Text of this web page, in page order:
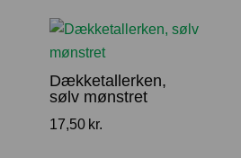
Dækketallerken,
sølv mønstret
17,50 kr.